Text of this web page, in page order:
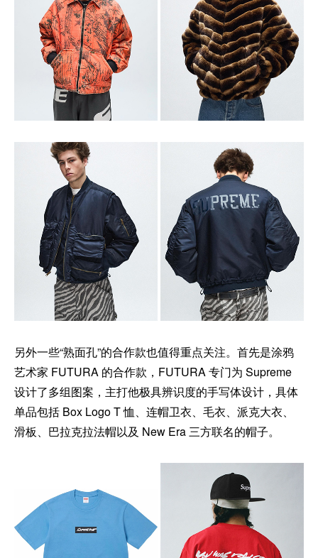
另外一些“熟面孔”的合作款也值得重点关注。首先是涂鸦
艺术家 FUTURA 的合作款，FUTURA 专门为 Supreme
设计了多组图案，主打他极具辨识度的手写体设计，具体
单品包括 Box Logo T 恤、连帽卫衣、毛衣、派克大衣、
滑板、巴拉克拉法帽以及 New Era 三方联名的帽子。